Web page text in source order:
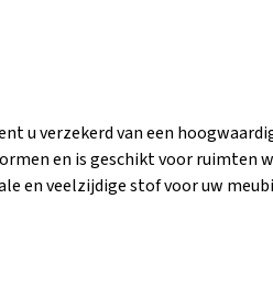
u verzekerd van een
en is geschikt voor ruimten
en veelzijdige stof voor uw